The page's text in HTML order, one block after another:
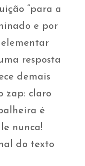
“para a
e por
elementar
resposta
demais
zap: claro
é
nunca!
do texto